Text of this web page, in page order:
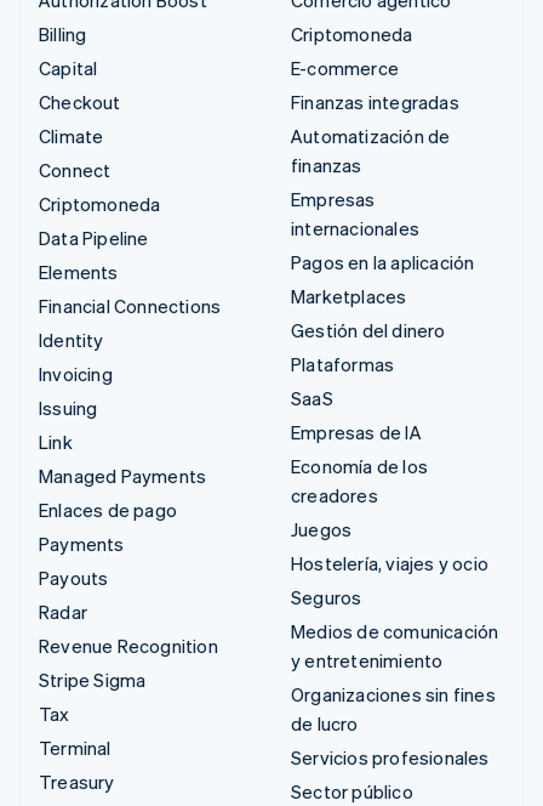
Billing
Capital
Checkout
Climate
Connect
Criptomoneda
Data Pipeline
Elements
Financial Connections
Identity
Invoicing
Issuing
Link
Managed Payments
Enlaces de pago
Payments
Payouts
Radar
Revenue Recognition
Stripe Sigma
Tax
Terminal
Treasury
Criptomoneda
E-commerce
Finanzas integradas
Automatización de
finanzas
Empresas
internacionales
Pagos en la aplicación
Marketplaces
Gestión del dinero
Plataformas
SaaS
Empresas de IA
Economía de los
creadores
Juegos
Hostelería, viajes y ocio
Seguros
Medios de comunicación
y entretenimiento
Organizaciones sin fines
de lucro
Servicios profesionales
Sector público